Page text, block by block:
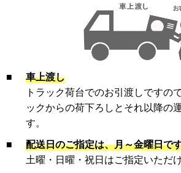
■
車上渡し
トラック荷台でのお引渡しですの
ックからの荷下ろしとそれ以降の
す。
■
配送日のご指定は、月～金曜日で
土曜・日曜・祝日はご指定いただけ